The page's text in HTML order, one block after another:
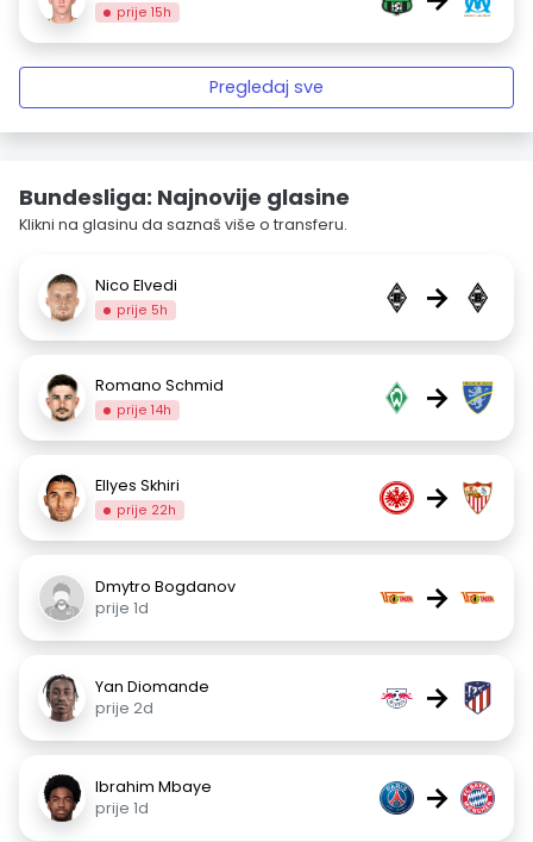
prije 15h
Pregledaj sve
Bundesliga: Najnovije glasine
Klikni na glasinu da saznaš više o transferu.
Nico Elvedi
prije 5h →
Romano Schmid
prije 14h →
Ellyes Skhiri
prije 22h →
Dmytro Bogdanov
prije 1d
→
Yan Diomande
prije 2d
→
Ibrahim Mbaye
prije 1d
→